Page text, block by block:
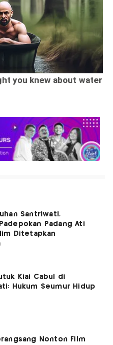
Santriwati,
Padang Ati
Ditetapkan
Kiai Cabul di
Hukum Seumur Hidup
Nonton Film